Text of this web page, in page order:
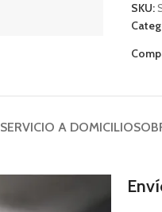
SKU:
SERVICIO A DOMICILIO